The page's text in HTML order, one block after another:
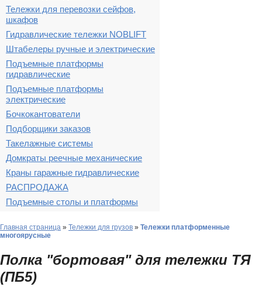
Тележки для перевозки сейфов,
шкафов
Гидравлические тележки NOBLIFT
Штабелеры ручные и электрические
Подъемные платформы
гидравлические
Подъемные платформы
электрические
Бочкокантователи
Подборщики заказов
Такелажные системы
Домкраты реечные механические
Краны гаражные гидравлические
РАСПРОДАЖА
Подъемные столы и платформы
Главная страница » Тележки для грузов » Тележки платформенные
многоярусные
Полка "бортовая" для тележки ТЯ
(ПБ5)